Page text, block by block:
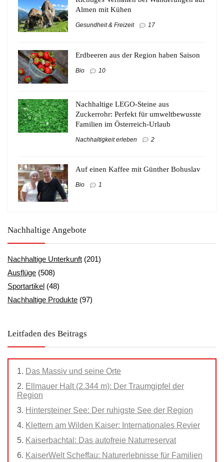
Almen mit Kühen
Gesundheit & Freizeit 17
Erdbeeren aus der Region haben Saison
Bio 10
Nachhaltige LEGO-Steine aus
Zuckerrohr: Perfekt für umweltbewusste
Familien im Österreich-Urlaub
Nachhaltigkeit erleben 2
Auf einen Kaffee mit Günther Bohuslav
Bio 1
Nachhaltige Angebote
Nachhaltige Unterkunft (201)
Ausflüge (508)
Sportartikel (48)
Nachhaltige Produkte (97)
Leitfaden des Beitrags
Das Massiv und seine Orte
Ellmauer Halt (2.344 m): Der Traumgipfel der
Region
Hintersteiner See: Der ruhigste See der Region
Klettern am Wilden Kaiser: Internationales Revier
Kaiserbachtal: Das autofreie Naturreservat
KaiserWelt Scheffau: Naturerlebnisse für Familien